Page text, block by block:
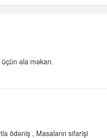
əla məkan.
ödəniş Masaların sifarişi